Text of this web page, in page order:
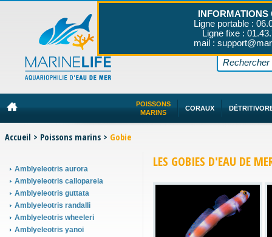
Accueil > Poissons marins > Gobie
Amblyeleotris aurora
Amblyeleotris callopareia
Amblyeleotris guttata
Amblyeleotris randalli
Amblyeleotris wheeleri
Amblyeleotris yanoi
LES GOBIES D'EAU DE
POISSONS
MARINS
CORAUX
INFORMATIONS
Ligne portable :
Ligne fixe :
mail :